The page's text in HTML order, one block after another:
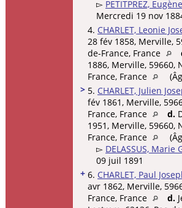
▻ PETITPREZ,
Mercredi 19 nov
4. CHARLET, Leonie
28 fév 1858, Merville,
de-France, France
1886, Merville, 59660,
France, France
> 5. CHARLET, Julien
fév 1861, Merville,
France, France
d.
1951, Merville, 59660,
France, France
▻ DELASSUS, Marie
09 juil 1891
+ 6. CHARLET, Paul
avr 1862, Merville,
France, France
d.